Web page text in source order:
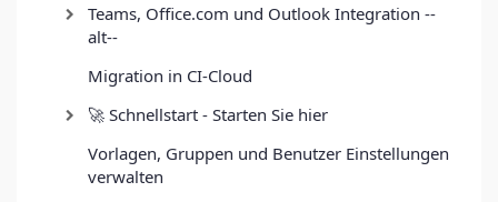
Teams, Office.com und Outlook Integration --
alt--
Migration in CI-Cloud
🚀 Schnellstart - Starten Sie hier
Vorlagen, Gruppen und Benutzer Einstellungen
verwalten